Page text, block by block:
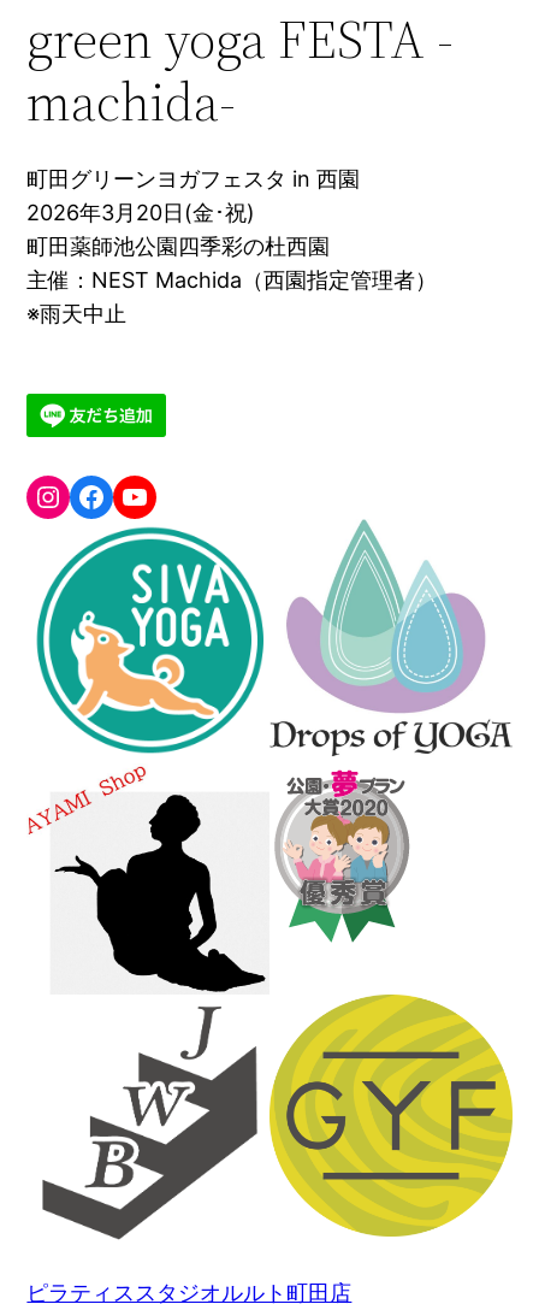
green yoga FESTA -
machida-
町田グリーンヨガフェスタ in 西園
2026年3月20日(金･祝)
町田薬師池公園四季彩の杜西園
主催：NEST Machida（西園指定管理者）
※雨天中止
greenyogafesta Facebook YouTube
ピラティススタジオルルト町田店